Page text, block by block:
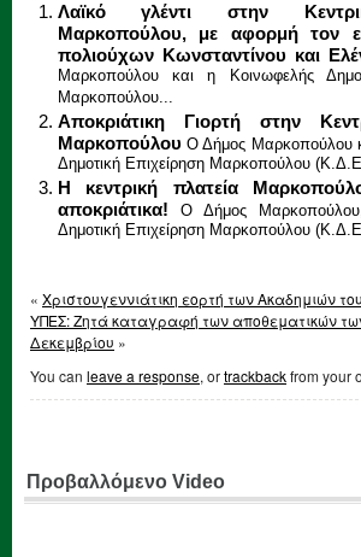
Λαϊκό γλέντι στην
Μαρκοπούλου, με αφορμή τον
πολιούχων Κωνσταντίνου και
Μαρκοπούλου και η Κοινωφελής
Μαρκοπούλου...
Αποκριάτικη Γιορτή στην
Μαρκοπούλου Ο Δήμος Μαρκοπούλου
Δημοτική Επιχείρηση Μαρκοπούλου
Η κεντρική πλατεία
αποκριάτικα!
Ο Δήμος
Δημοτική Επιχείρηση Μαρκοπούλου
« Χριστουγεννιάτικη εορτή των Ακαδημιών
ΥΠΕΣ: Ζητά καταγραφή των αποθεματικών
Δεκεμβρίου »
You can leave a response, ortrackbackfrom your
Προβαλλόμενο Video